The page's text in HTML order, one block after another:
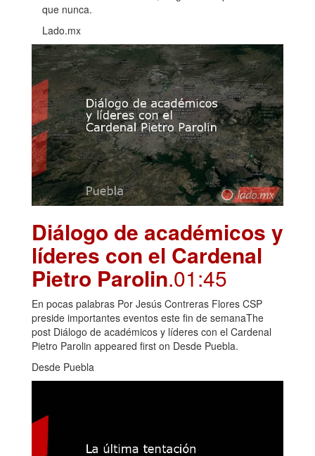
que nunca.
Lado.mx
Diálogo de académicos y
líderes con el Cardenal
Pietro Parolin.01:45
En pocas palabras Por Jesús Contreras Flores CSP
preside importantes eventos este fin de semanaThe
post Diálogo de académicos y líderes con el Cardenal
Pietro Parolin appeared first on Desde Puebla.
Desde Puebla